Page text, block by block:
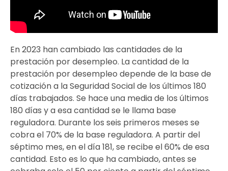
En 2023 han cambiado las cantidades de la
prestación por desempleo. La cantidad de la
prestación por desempleo depende de la base de
cotización a la Seguridad Social de los últimos 180
días trabajados. Se hace una media de los últimos
180 días y a esa cantidad se le llama base
reguladora. Durante los seis primeros meses se
cobra el 70% de la base reguladora. A partir del
séptimo mes, en el día 181, se recibe el 60% de esa
cantidad. Esto es lo que ha cambiado, antes se